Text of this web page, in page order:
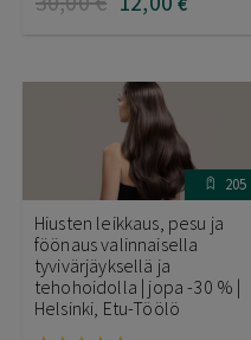
205
Hiusten leikkaus, pesu ja
föönaus valinnaisella
tyvivärjäyksellä ja
tehohoidolla | jopa -30 % |
Helsinki, Etu-Töölö